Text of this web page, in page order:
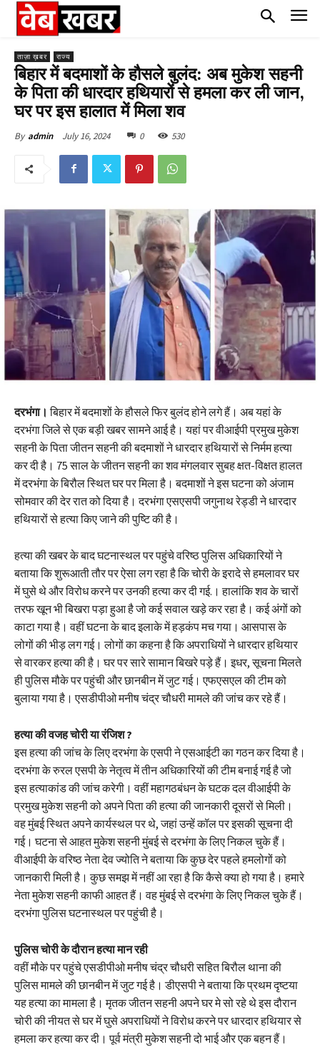
ताज़ा ख़बर राज्य
बिहार में बदमाशों के हौसले बुलंद: अब मुकेश सहनी
के पिता की धारदार हथियारों से हमला कर ली जान,
घर पर इस हालात में मिला शव
By admin July 16, 2024 0 530
दरभंगा। बिहार में बदमाशों के हौसले फिर बुलंद होने लगे हैं। अब यहां के
दरभंगा जिले से एक बड़ी खबर सामने आई है। यहां पर वीआईपी प्रमुख मुकेश
सहनी के पिता जीतन सहनी की बदमाशों ने धारदार हथियारों से निर्मम हत्या
कर दी है। 75 साल के जीतन सहनी का शव मंगलवार सुबह क्षत-विक्षत हालत
में दरभंगा के बिरौल स्थित घर पर मिला है। बदमाशों ने इस घटना को अंजाम
सोमवार की देर रात को दिया है। दरभंगा एसएसपी जगुनाथ रेड्डी ने धारदार
हथियारों से हत्या किए जाने की पुष्टि की है।
हत्या की खबर के बाद घटनास्थल पर पहुंचे वरिष्ठ पुलिस अधिकारियों ने
बताया कि शुरूआती तौर पर ऐसा लग रहा है कि चोरी के इरादे से हमलावर घर
में घुसे थे और विरोध करने पर उनकी हत्या कर दी गई.। हालांकि शव के चारों
तरफ खून भी बिखरा पड़ा हुआ है जो कई सवाल खड़े कर रहा है। कई अंगों को
काटा गया है। वहीं घटना के बाद इलाके में हड़कंप मच गया। आसपास के
लोगों की भीड़ लग गई। लोगों का कहना है कि अपराधियों ने धारदार हथियार
से वारकर हत्या की है। घर पर सारे सामान बिखरे पड़े हैं। इधर, सूचना मिलते
ही पुलिस मौके पर पहुंची और छानबीन में जुट गई। एफएसएल की टीम को
बुलाया गया है। एसडीपीओ मनीष चंद्र चौधरी मामले की जांच कर रहे हैं।
हत्या की वजह चोरी या रंजिश ?
इस हत्या की जांच के लिए दरभंगा के एसपी ने एसआईटी का गठन कर दिया है।
दरभंगा के रुरल एसपी के नेतृत्व में तीन अधिकारियों की टीम बनाई गई है जो
इस हत्याकांड की जांच करेगी। वहीं महागठबंधन के घटक दल वीआईपी के
प्रमुख मुकेश सहनी को अपने पिता की हत्या की जानकारी दूसरों से मिली।
वह मुंबई स्थित अपने कार्यस्थल पर थे, जहां उन्हें कॉल पर इसकी सूचना दी
गई। घटना से आहत मुकेश सहनी मुंबई से दरभंगा के लिए निकल चुके हैं।
वीआईपी के वरिष्ठ नेता देव ज्योति ने बताया कि कुछ देर पहले हमलोगों को
जानकारी मिली है। कुछ समझ में नहीं आ रहा है कि कैसे क्या हो गया है। हमारे
नेता मुकेश सहनी काफी आहत हैं। वह मुंबई से दरभंगा के लिए निकल चुके हैं।
दरभंगा पुलिस घटनास्थल पर पहुंची है।
पुलिस चोरी के दौरान हत्या मान रही
वहीं मौके पर पहुंचे एसडीपीओ मनीष चंद्र चौधरी सहित बिरौल थाना की
पुलिस मामले की छानबीन में जुट गई है। डीएसपी ने बताया कि प्रथम दृष्टया
यह हत्या का मामला है। मृतक जीतन सहनी अपने घर मे सो रहे थे इस दौरान
चोरी की नीयत से घर में घुसे अपराधियों ने विरोध करने पर धारदार हथियार से
हमला कर हत्या कर दी। पूर्व मंत्री मुकेश सहनी दो भाई और एक बहन हैं।